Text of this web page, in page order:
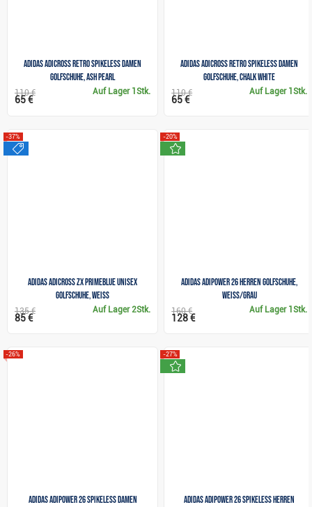
Adidas Adicross Retro Spikeless Damen
Golfschuhe, ash pearl
Auf Lager 1Stk.
110 €
65 €
Adidas Adicross Retro Spikeless Damen
Golfschuhe, chalk white
Auf Lager 1Stk.
110 €
65 €
Adidas Adicross ZX Primeblue Unisex
Golfschuhe, weiss
-37%
Auf Lager 2Stk.
135 €
85 €
Adidas Adipower 26 Herren Golfschuhe,
weiss/grau
-20%
Auf Lager 1Stk.
160 €
128 €
Adidas Adipower 26 Spikeless Damen
-26%
Adidas Adipower 26 Spikeless Herren
-27%